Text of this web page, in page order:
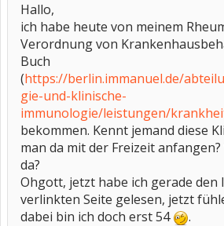
Hallo,
ich habe heute von meinem
Verordnung von
Buch
(https://berlin.immanuel.de/
gie-und-klinische-
immunologie/leistungen/
bekommen. Kennt jemand diese
man da mit der Freizeit
da?
Ohgott, jetzt habe ich gerade den
verlinkten Seite gelesen, jetzt
dabei bin ich doch erst 54
.